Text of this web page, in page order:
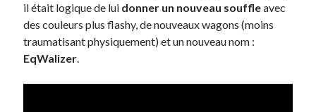
il était logique de lui donner un nouveau souffleavec
des couleurs plus flashy, de nouveaux wagons (moins
traumatisant physiquement) et un nouveau nom :
EqWalizer.